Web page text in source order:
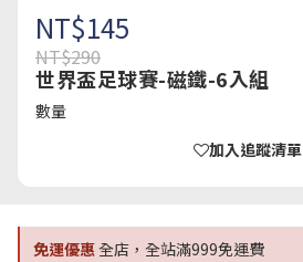
NT$145
NT$290
世界盃足球賽-磁鐵-6入組
數量
加入追蹤清單
免運優惠全店，全站滿999免運費